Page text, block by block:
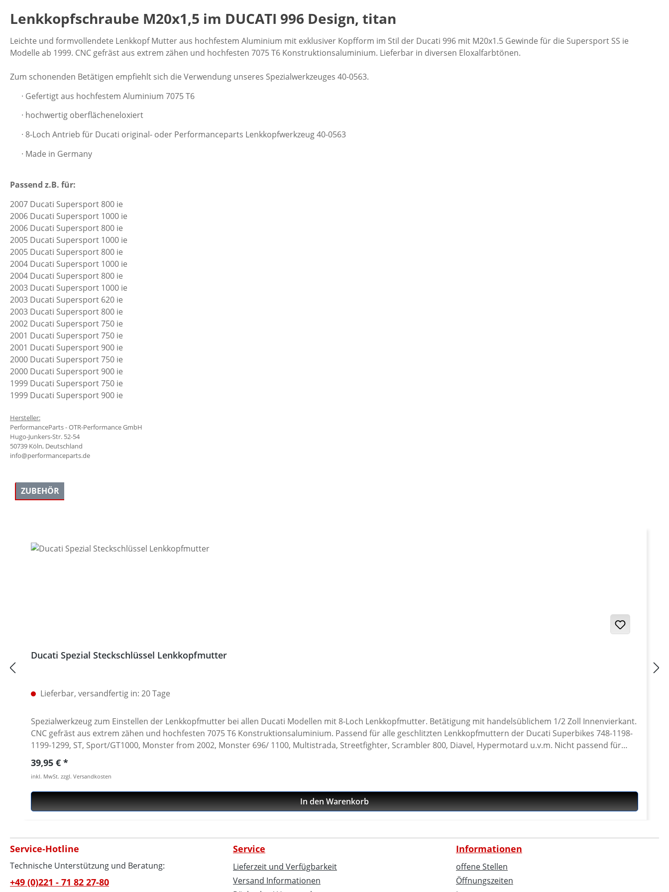
Lenkkopfschraube M20x1,5 im DUCATI 996 Design, titan
Leichte und formvollendete Lenkkopf Mutter aus hochfestem Aluminium mit exklusiver Kopfform im Stil der Ducati 996 mit M20x1.5 Gewinde für die Supersport SS ie
Modelle ab 1999. CNC gefräst aus extrem zähen und hochfesten 7075 T6 Konstruktionsaluminium. Lieferbar in diversen Eloxalfarbtönen.
Zum schonenden Betätigen empfiehlt sich die Verwendung unseres Spezialwerkzeuges 40-0563.
· Gefertigt aus hochfestem Aluminium 7075 T6
· hochwertig oberflächeneloxiert
· 8-Loch Antrieb für Ducati original- oder Performanceparts Lenkkopfwerkzeug 40-0563
· Made in Germany
Passend z.B. für:
2007 Ducati Supersport 800 ie
2006 Ducati Supersport 1000 ie
2006 Ducati Supersport 800 ie
2005 Ducati Supersport 1000 ie
2005 Ducati Supersport 800 ie
2004 Ducati Supersport 1000 ie
2004 Ducati Supersport 800 ie
2003 Ducati Supersport 1000 ie
2003 Ducati Supersport 620 ie
2003 Ducati Supersport 800 ie
2002 Ducati Supersport 750 ie
2001 Ducati Supersport 750 ie
2001 Ducati Supersport 900 ie
2000 Ducati Supersport 750 ie
2000 Ducati Supersport 900 ie
1999 Ducati Supersport 750 ie
1999 Ducati Supersport 900 ie
Hersteller:
PerformanceParts - OTR-Performance GmbH
Hugo-Junkers-Str. 52-54
50739 Köln, Deutschland
info@performanceparts.de
ZUBEHÖR
Ducati Spezial Steckschlüssel Lenkkopfmutter
Lieferbar, versandfertig in: 20 Tage
Spezialwerkzeug zum Einstellen der Lenkkopfmutter bei allen Ducati Modellen mit 8-Loch Lenkkopfmutter. Betätigung mit handelsüblichem 1/2 Zoll Innenvierkant.
CNC gefräst aus extrem zähen und hochfesten 7075 T6 Konstruktionsaluminium. Passend für alle geschlitzten Lenkkopfmuttern der Ducati Superbikes 748-1198-
1199-1299, ST, Sport/GT1000, Monster from 2002, Monster 696/ 1100, Multistrada, Streetfighter, Scrambler 800, Diavel, Hypermotard u.v.m. Nicht passend für
Panigale V4 · Gefertigt aus hochfestem Aluminium 7075 T6 · hochwertig titan oberflächeneloxiert · 1/2 Zoll Innenvierkant · Made in Germany · 5 Jahre Garantie
Regulärer Preis:
39,95 €
inkl. MwSt. zzgl. Versandkosten
In den Warenkorb
Service-Hotline
Technische Unterstützung und Beratung:
+49 (0)221 - 71 82 27-80
Service
Lieferzeit und Verfügbarkeit
Versand Informationen
Informationen
offene Stellen
Öffnungszeiten